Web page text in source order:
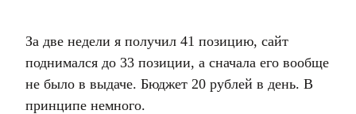
За две недели я получил 41 позицию, сайт
поднимался до 33 позиции, а сначала его вообще
не было в выдаче. Бюджет 20 рублей в день. В
принципе немного.